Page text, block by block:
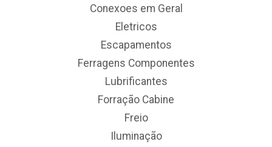
Conexoes em Geral
Eletricos
Escapamentos
Ferragens Componentes
Lubrificantes
Forração Cabine
Freio
Iluminação